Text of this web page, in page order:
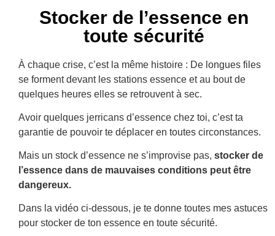
Stocker de l’essence en
toute sécurité
À chaque crise, c’est la même histoire : De longues files
se forment devant les stations essence et au bout de
quelques heures elles se retrouvent à sec.
Avoir quelques jerricans d’essence chez toi, c’est ta
garantie de pouvoir te déplacer en toutes circonstances.
Mais un stock d’essence ne s’improvise pas, stocker de
l’essence dans de mauvaises conditions peut être
dangereux.
Dans la vidéo ci-dessous, je te donne toutes mes astuces
pour stocker de ton essence en toute sécurité.